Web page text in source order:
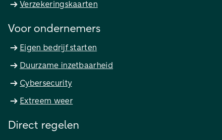
Verzekeringskaarten
Voor ondernemers
Eigen bedrijf starten
Duurzame inzetbaarheid
Cybersecurity
Extreem weer
Direct regelen